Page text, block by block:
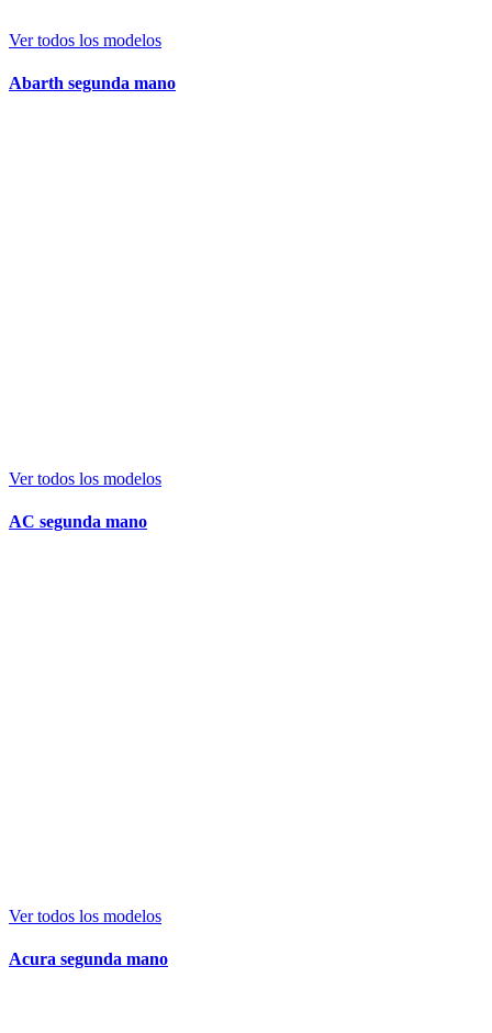
Ver todos los modelos
Abarth segunda mano
Ver todos los modelos
AC segunda mano
Ver todos los modelos
Acura segunda mano